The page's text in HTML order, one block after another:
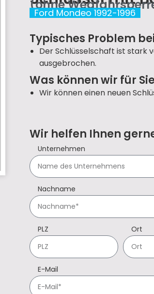
(ohne
Ford Mondeo 1992-1996
Typisches Problem
Der Schlüsselschaft ist stark
ausgebrochen.
Was können wir für
Wir können einen neuen
Wir helfen Ihnen
Unternehmen
Nachname
PLZ Ort
E-Mail